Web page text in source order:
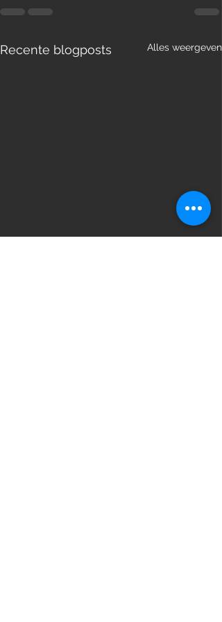
Recente blogposts Alles weergeven